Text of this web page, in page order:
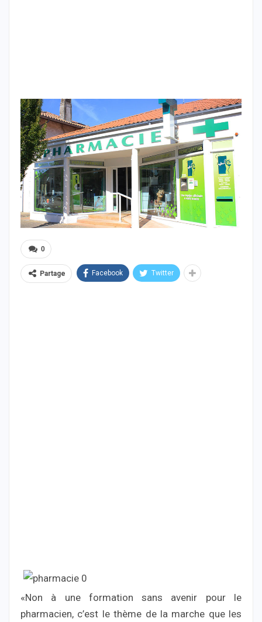
0
Partage Facebook Twitter
«Non à une formation sans avenir pour le
pharmacien, c’est le thème de la marche que les